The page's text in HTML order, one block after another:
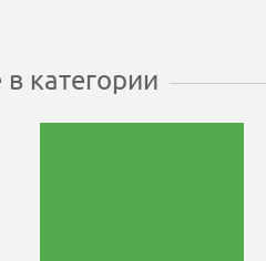
категории